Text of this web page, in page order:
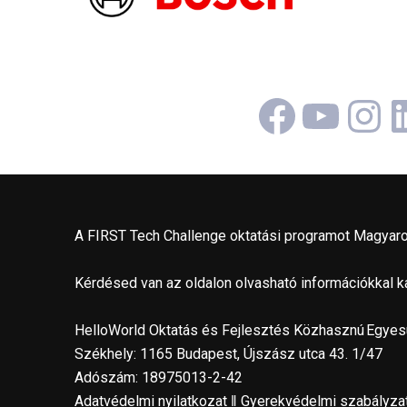
A FIRST Tech Challenge oktatási programot
Kérdésed van az oldalon olvasható információkkal
HelloWorld Oktatás és Fejlesztés Közhasznú
Székhely: 1165 Budapest, Újszász utca 43. 1/47
Adószám: 18975013-2-42
Adatvédelmi nyilatkozat
Gyerekvédelmi